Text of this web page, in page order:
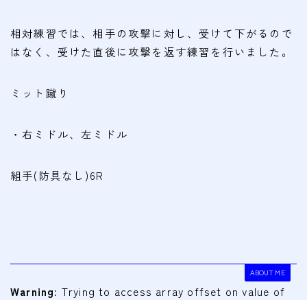
相対練習では、相手の攻撃に対し、受けて下がるので
はなく、受けた直後に攻撃を返す練習を行いました。
ミット蹴り
・右ミドル、左ミドル
組手(防具なし)6R
ABOUT ME
Warning: Trying to access array offset on value of